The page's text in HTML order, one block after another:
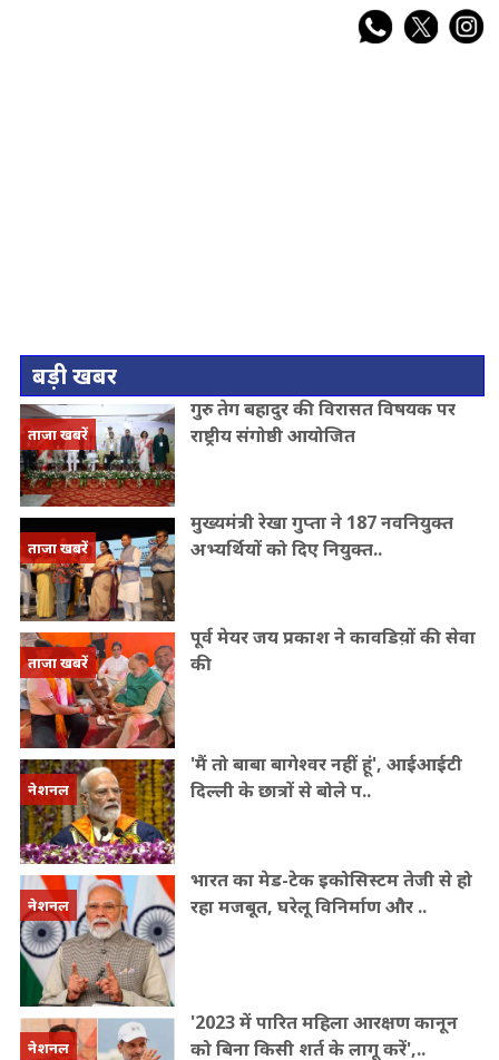
बड़ी खबर
ताजा खबरें
गुरु तेग बहादुर की विरासत विषयक पर
राष्ट्रीय संगोष्ठी आयोजित
ताजा खबरें
मुख्यमंत्री रेखा गुप्ता ने 187 नवनियुक्त
अभ्यर्थियों को दिए नियुक्त..
ताजा खबरें
पूर्व मेयर जय प्रकाश ने कावडिय़ों की सेवा
की
नेशनल
'मैं तो बाबा बागेश्वर नहीं हूं', आईआईटी
दिल्ली के छात्रों से बोले प..
नेशनल
भारत का मेड-टेक इकोसिस्टम तेजी से हो
रहा मजबूत, घरेलू विनिर्माण और ..
नेशनल
'2023 में पारित महिला आरक्षण कानून
को बिना किसी शर्त के लागू करें',..